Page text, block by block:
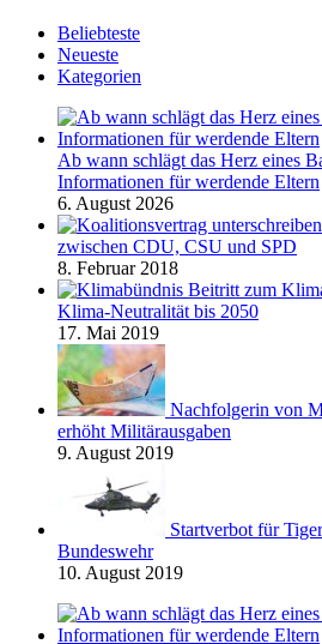
Beliebteste
Neueste
Kategorien
Ab wann schlägt das Herz eines
Informationen für werdende Eltern
6. August 2026
zwischen CDU, CSU und SPD
8. Februar 2018
Beitritt zum
Klima-Neutralität bis 2050
17. Mai 2019
Nachfolgerin von
erhöht Militärausgaben
9. August 2019
Startverbot für
Bundeswehr
10. August 2019